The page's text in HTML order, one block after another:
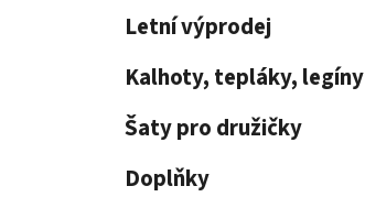
Přeskočit
kategorie
Letní výprodej
Kalhoty, tepláky, legíny
Šaty pro družičky
Doplňky